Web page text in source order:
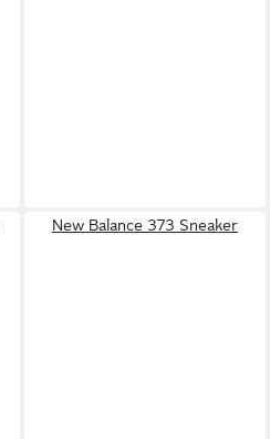
New Balance 373 Sneaker